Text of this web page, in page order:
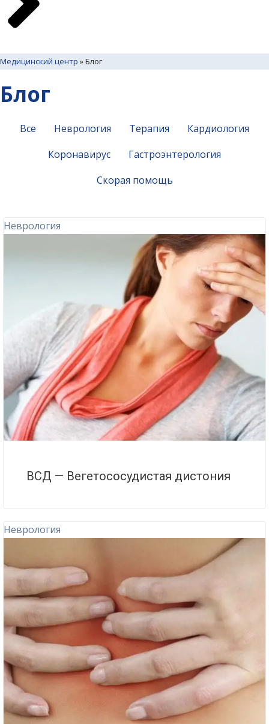
Медицинский центр »Блог
Блог
Все Неврология Терапия
Кардиология
Коронавирус
Гастроэнтерология
Скорая помощь
Неврология
ВСД — Вегетососудистая дистония
Неврология